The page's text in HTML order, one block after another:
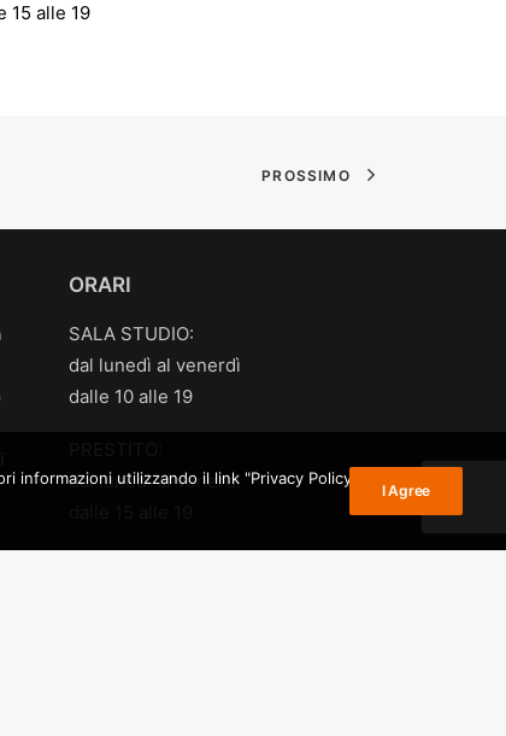
15 alle 19
PROSSIMO
ORARI
SALA STUDIO:
dal lunedì al venerdì
dalle 10 alle 19
dal lunedì al venerdì
utilizzando il link "Privacy Policy" nel
I Agree